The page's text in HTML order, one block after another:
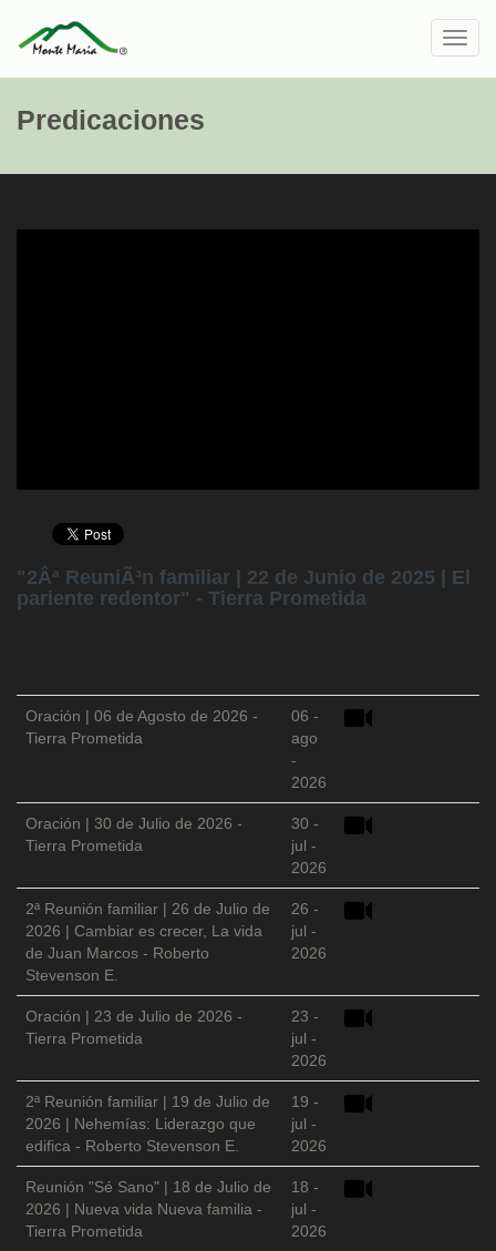
Predicaciones
"2Âª ReuniÃ³n familiar | 22 de Junio de 2025 | El
pariente redentor" - Tierra Prometida
Oración | 06 de Agosto de 2026 -
Tierra Prometida
06 -
ago
-
2026
Oración | 30 de Julio de 2026 -
Tierra Prometida
30 -
jul -
2026
2ª Reunión familiar | 26 de Julio de
2026 | Cambiar es crecer, La vida
de Juan Marcos - Roberto
Stevenson E.
26 -
jul -
2026
Oración | 23 de Julio de 2026 -
Tierra Prometida
23 -
jul -
2026
2ª Reunión familiar | 19 de Julio de
2026 | Nehemías: Liderazgo que
edifica - Roberto Stevenson E.
19 -
jul -
2026
Reunión "Sé Sano" | 18 de Julio de
2026 | Nueva vida Nueva familia -
Tierra Prometida
18 -
jul -
2026